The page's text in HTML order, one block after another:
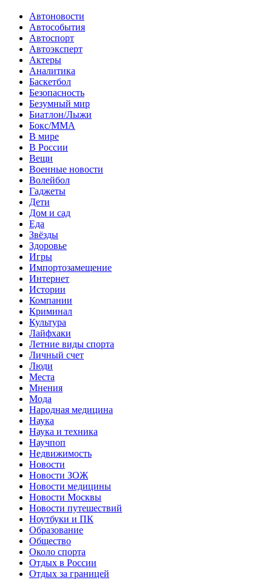
Автоновости
Автособытия
Автоспорт
Автоэксперт
Актеры
Аналитика
Баскетбол
Безопасность
Безумный мир
Биатлон/Лыжи
Бокс/MMA
В мире
В России
Вещи
Военные новости
Волейбол
Гаджеты
Дети
Дом и сад
Еда
Звёзды
Здоровье
Игры
Импортозамещение
Интернет
Истории
Компании
Криминал
Культура
Лайфхаки
Летние виды спорта
Личный счет
Люди
Места
Мнения
Мода
Народная медицина
Наука
Наука и техника
Научпоп
Недвижимость
Новости
Новости ЗОЖ
Новости медицины
Новости Москвы
Новости путешествий
Ноутбуки и ПК
Образование
Общество
Около спорта
Отдых в России
Отдых за границей